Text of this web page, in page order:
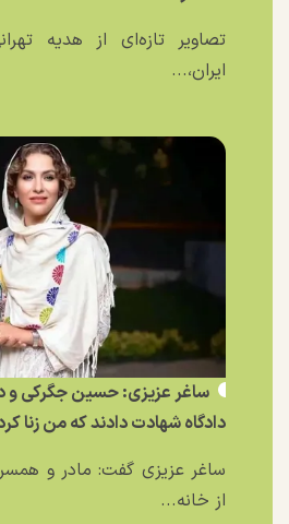
تصاویر تازه‌ای از هدیه
ایران،...
ساغر عزیزی: حسین جگرکی و
دادگاه شهادت دادند که من زنا
ساغر عزیزی گفت: مادر و
از خانه...